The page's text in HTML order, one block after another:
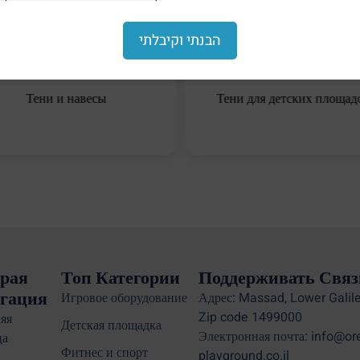
Тени и навесы Тени для детских
Топ Категории
Игровое оборудование
Детская площадка
Фитнес и спорт
Поддерживать
Адрес: Massad, Lower
Zip code 1499000
Электронная почта:
playground.co.il
הבנתי וקיבלתי